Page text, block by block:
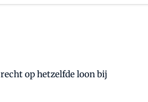
op hetzelfde loon bij